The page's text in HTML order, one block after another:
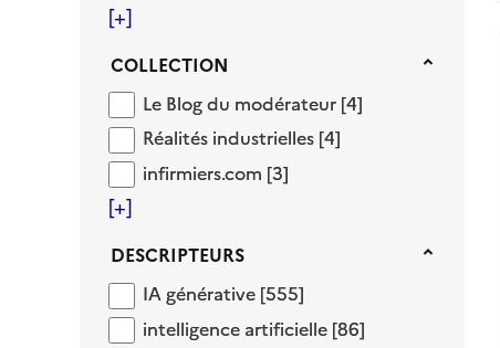
[+]
Collection
COLLECTION
Le Blog du modérateur
Le Blog du modérateur [4]
Réalités industrielles
Réalités industrielles [4]
infirmiers.com
infirmiers.com [3]
[+]
Descripteurs
DESCRIPTEURS
IA générative
IA générative [555]
intelligence artificielle
intelligence artificielle [86]